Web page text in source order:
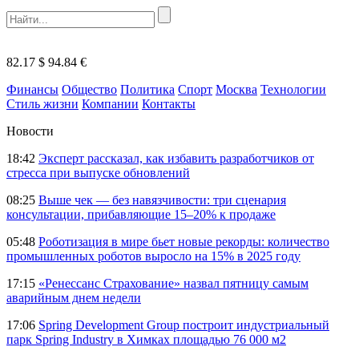
82.17 $ 94.84 €
Финансы Общество Политика Спорт Москва Технологии
Стиль жизни Компании Контакты
Новости
18:42 Эксперт рассказал, как избавить разработчиков от
стресса при выпуске обновлений
08:25 Выше чек — без навязчивости: три сценария
консультации, прибавляющие 15–20% к продаже
05:48 Роботизация в мире бьет новые рекорды: количество
промышленных роботов выросло на 15% в 2025 году
17:15 «Ренессанс Страхование» назвал пятницу самым
аварийным днем недели
17:06 Spring Development Group построит индустриальный
парк Spring Industry в Химках площадью 76 000 м2